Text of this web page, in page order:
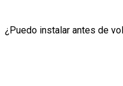
¿Puedo instalar antes de